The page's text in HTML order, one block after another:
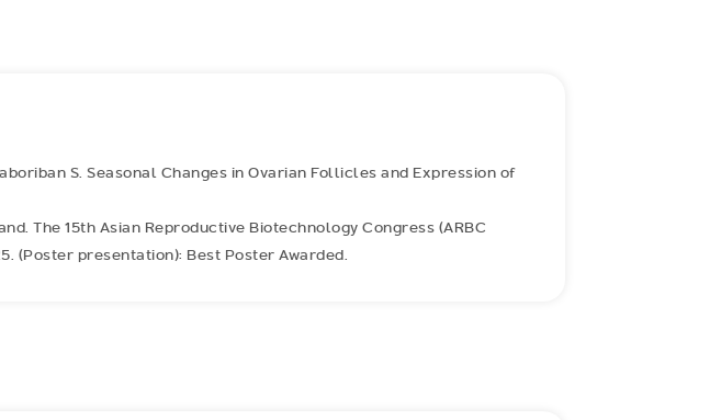
S. Seasonal Changes in Ovarian Follicles and Expression of
The 15th Asian Reproductive Biotechnology Congress (ARBC
(Poster presentation): Best Poster Awarded.